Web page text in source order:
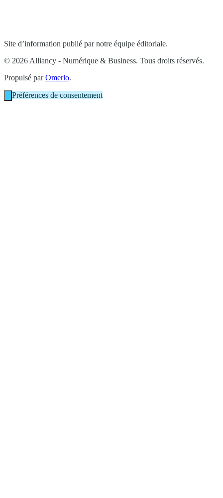
Site d’information publié par notre équipe éditoriale.
© 2026 Alliancy - Numérique & Business. Tous droits réservés.
Propulsé parOmerlo.
Préférences de consentement